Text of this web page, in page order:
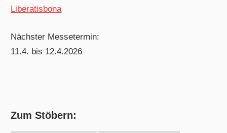
Liberatisbona
Nächster Messetermin:
11.4. bis 12.4.2026
Zum Stöbern: